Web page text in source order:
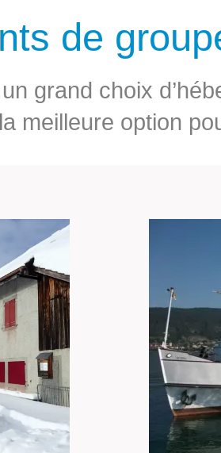
de
grand choix
meilleure option